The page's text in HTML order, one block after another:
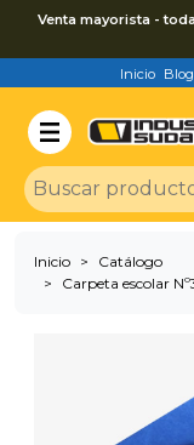
Venta mayorista -
Inicio Blog
Inicio
Catálogo
Carpeta escolar